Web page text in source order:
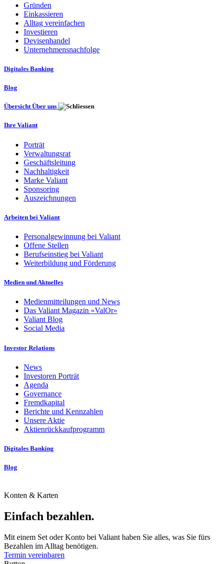
Gründen
Einkassieren
Alltag vereinfachen
Investieren
Devisenhandel
Unternehmensnachfolge
Digitales Banking
Blog
Übersicht Über uns
Ihre Valiant
Porträt
Verwaltungsrat
Geschäftsleitung
Nachhaltigkeit
Marke Valiant
Sponsoring
Auszeichnungen
Arbeiten bei Valiant
Personalgewinnung bei Valiant
Offene Stellen
Berufseinstieg bei Valiant
Weiterbildung und Förderung
Medien und Aktuelles
Medienmitteilungen und News
Das Valiant Magazin «ValOr»
Valiant Blog
Social Media
Investor Relations
News
Investoren Porträt
Agenda
Governance
Fremdkapital
Berichte und Kennzahlen
Unsere Aktie
Aktienrückkaufprogramm
Digitales Banking
Blog
Konten & Karten
Einfach bezahlen.
Mit einem Set oder Konto bei Valiant haben Sie alles, was Sie fürs
Bezahlen im Alltag benötigen.
Termin vereinbaren